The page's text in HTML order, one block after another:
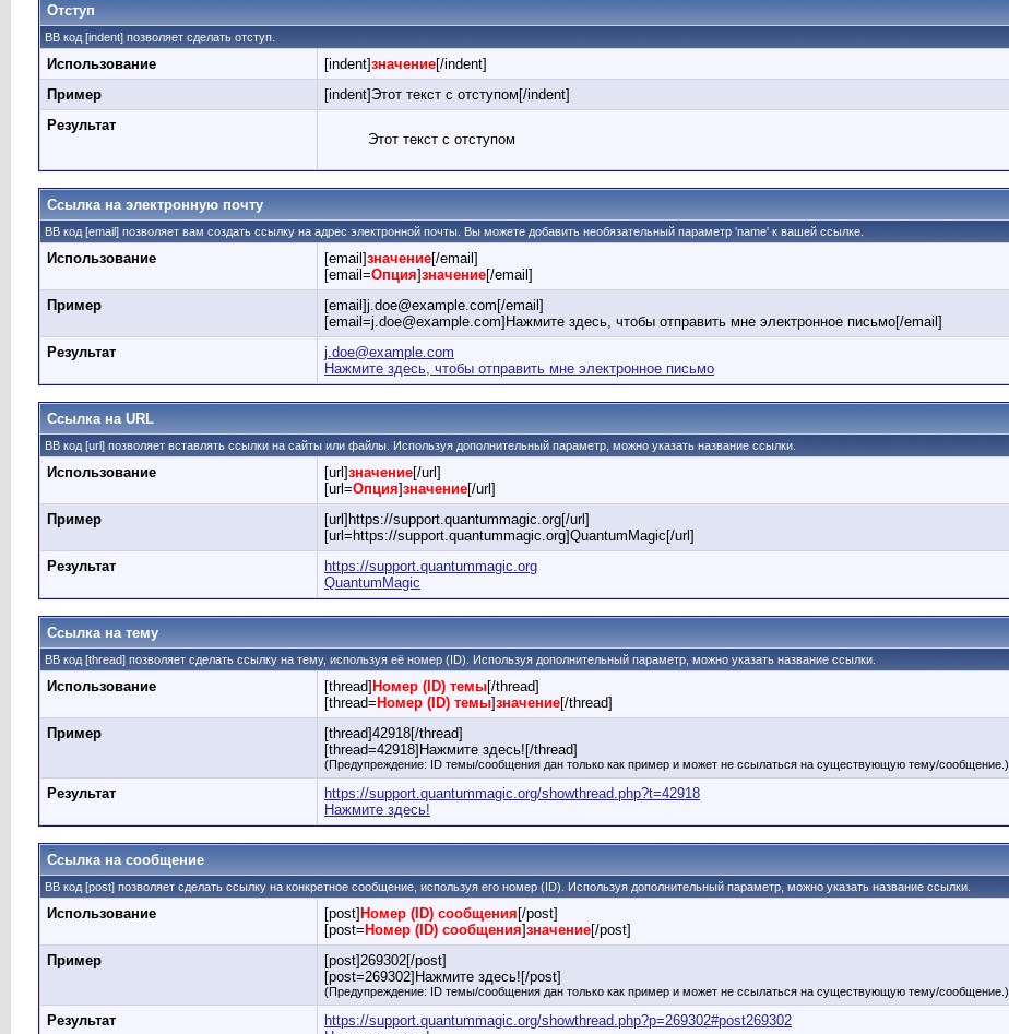
Отступ
BB код [indent] позволяет сделать отступ.
Использование [indent]значение[/indent]
Пример
[indent]Этот текст с отступом[/indent]
Результат
Этот текст с отступом
Ссылка на электронную почту
BB код [email] позволяет вам создать ссылку на адрес электронной почты. Вы можете добавить необязательный параметр 'name' к вашей ссылке.
Использование [email]значение[/email]
[email=Опция]значение[/email]
Пример
[email]j.doe@example.com[/email]
[email=j.doe@example.com]Нажмите здесь, чтобы отправить мне электронное письмо[/email]
Результат
j.doe@example.com
Нажмите здесь, чтобы отправить мне электронное письмо
Ссылка на URL
BB код [url] позволяет вставлять ссылки на сайты или файлы. Используя дополнительный параметр, можно указать название ссылки.
Использование [url]значение[/url]
[url=Опция]значение[/url]
Пример
[url]https://support.quantummagic.org[/url]
[url=https://support.quantummagic.org]QuantumMagic[/url]
Результат
https://support.quantummagic.org
QuantumMagic
Ссылка на тему
BB код [thread] позволяет сделать ссылку на тему, используя её номер (ID). Используя дополнительный параметр, можно указать название ссылки.
Использование [thread] Номер (ID) темы[/thread]
[thread= Номер (ID) темы]значение[/thread]
Пример
[thread]42918[/thread]
[thread=42918]Нажмите здесь![/thread]
(Предупреждение: ID темы/сообщения дан только как пример и может не ссылаться на существующую тему/сообщение.)
Результат
https://support.quantummagic.org/showthread.php?t=42918
Нажмите здесь!
Ссылка на сообщение
BB код [post] позволяет сделать ссылку на конкретное сообщение, используя его номер (ID). Используя дополнительный параметр, можно указать название ссылки.
Использование [post] Номер (ID) сообщения [/post]
[post= Номер (ID) сообщения]значение[/post]
Пример
[post]269302[/post]
[post=269302]Нажмите здесь![/post]
(Предупреждение: ID темы/сообщения дан только как пример и может не ссылаться на существующую тему/сообщение.)
Результат
https://support.quantummagic.org/showthread.php?p=269302#post269302